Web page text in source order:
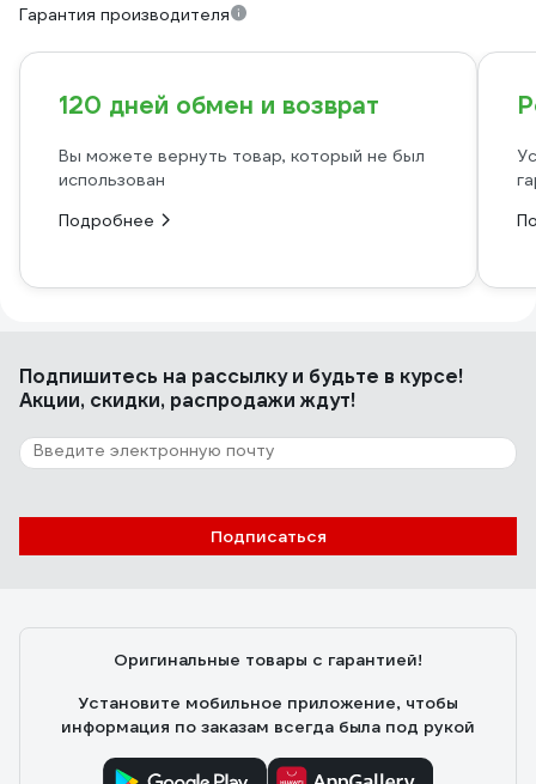
Гарантия производителя
120 дней обмен и возврат
Вы можете вернуть товар, который не был
использован
Подробнее
Подпишитесь на рассылкуи будьте в курсе!
Акции, скидки, распродажи ждут!
Подписаться
Оригинальные товары с гарантией!
Установите мобильное приложение, чтобы
информация по заказам всегда была под рукой